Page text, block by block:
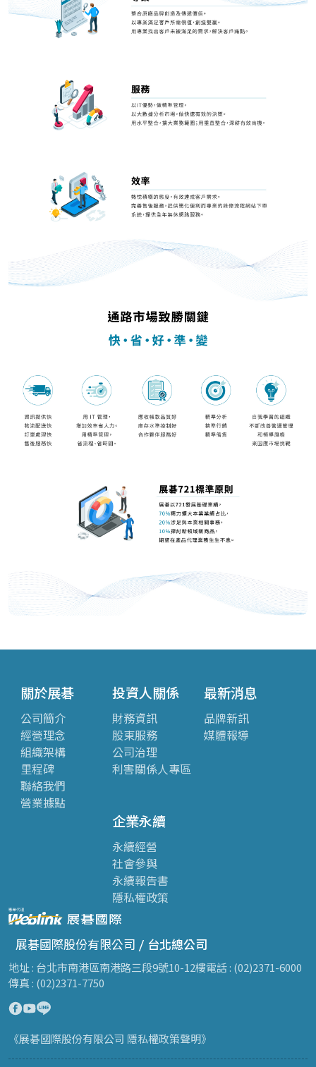
展碁國際股份有限公司 / 台北總公司
地址 : 台北市南港區南港路三段9號10-12樓電話 : (02)2371-6000
傳真 : (02)2371-7750
《展碁國際股份有限公司 隱私權政策聲明》
關於展碁
公司簡介
經營理念
組織架構
里程碑
聯絡我們
營業據點
投資人關係
財務資訊
股東服務
公司治理
利害關係人專區
最新消息
品牌新訊
媒體報導
企業永續
永續經營
社會參與
永續報告書
隱私權政策